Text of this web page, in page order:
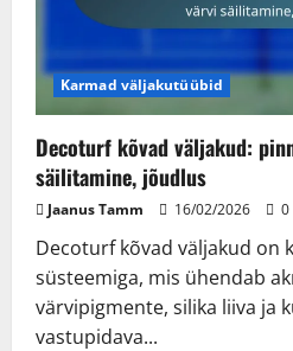
Karmad väljakutüübid
Decoturf kõvad väljakud:
säilitamine, jõudlus
Jaanus Tamm 16/02/2026 0
Decoturf kõvad väljakud on
süsteemiga, mis ühendab
värvipigmente, silika liiva ja
vastupidava...